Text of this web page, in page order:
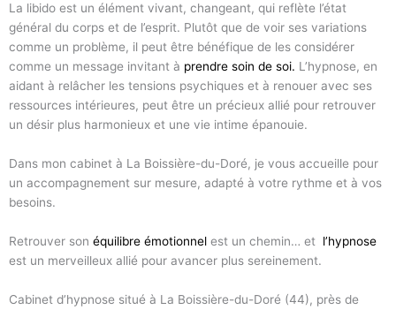
La libido est un élément vivant, changeant, qui reflète l’état
général du corps et de l’esprit. Plutôt que de voir ses variations
comme un problème, il peut être bénéfique de les considérer
comme un message invitant à prendre soin de soi. L’hypnose, en
aidant à relâcher les tensions psychiques et à renouer avec ses
ressources intérieures, peut être un précieux allié pour retrouver
un désir plus harmonieux et une vie intime épanouie.
Dans mon cabinet à La Boissière-du-Doré, je vous accueille pour
un accompagnement sur mesure, adapté à votre rythme et à vos
besoins.
Retrouver son équilibre émotionnel est un chemin… et l’hypnose
est un merveilleux allié pour avancer plus sereinement.
Cabinet d’hypnose situé à La Boissière-du-Doré (44), près de